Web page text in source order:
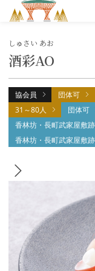
酒彩AO
しゅさい あお
協会員 団体可
31～80人
団体可
香林坊・長町武家屋敷
香林坊・長町武家屋敷